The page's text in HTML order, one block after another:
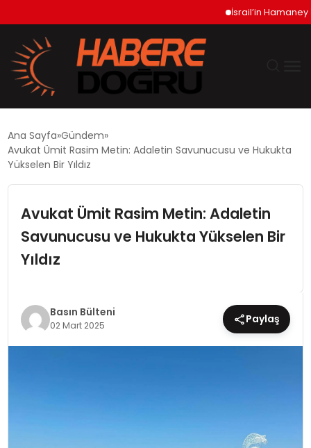
İsrail’in Hamaney
EKONOMİ
DÜNYA
SPOR
EĞİTİM
Ana Sayfa Gündem
Avukat Ümit Rasim Metin: Adaletin Savunucusu ve Hukukta
Yükselen Bir Yıldız
Avukat Ümit Rasim Metin: Adaletin
Savunucusu ve Hukukta Yükselen Bir
Yıldız
Basın Bülteni
02 Mart 2025 Paylaş